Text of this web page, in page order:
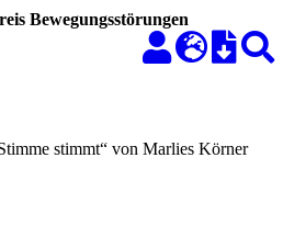
Bewegungsstörungen
stimmt“ von Marlies Körner